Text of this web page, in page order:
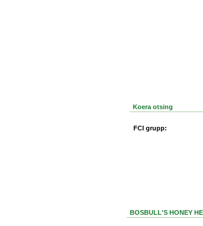
Koera otsing
FCI grupp:
BOSBULL'S HONEY